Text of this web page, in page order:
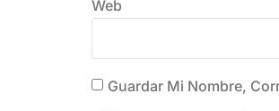
Web
Guardar Mi Nombre,